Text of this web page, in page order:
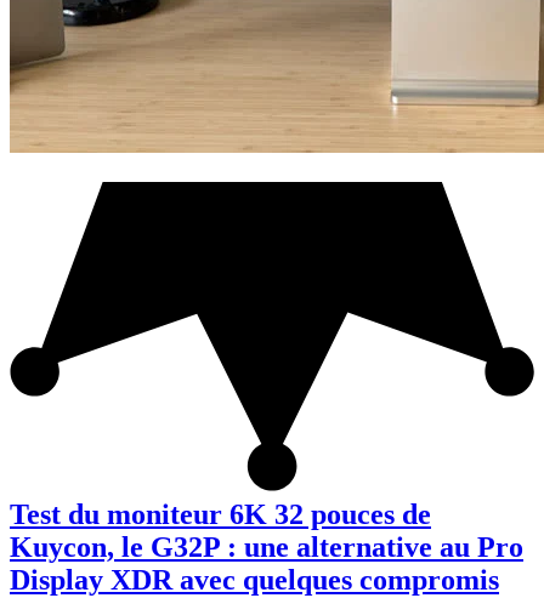
Test du moniteur 6K 32 pouces de
Kuycon, le G32P : une alternative au Pro
Display XDR avec quelques compromis